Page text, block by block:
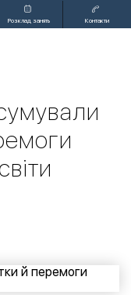
Розклад занять Контакти